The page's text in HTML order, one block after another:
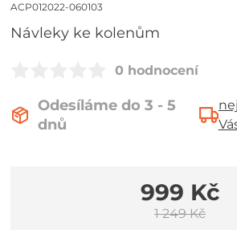
ACP012022-060103
návleky ke kolenům
0 hodnocení
Odesíláme do 3 - 5
dnů
999 Kč
1 249 Kč